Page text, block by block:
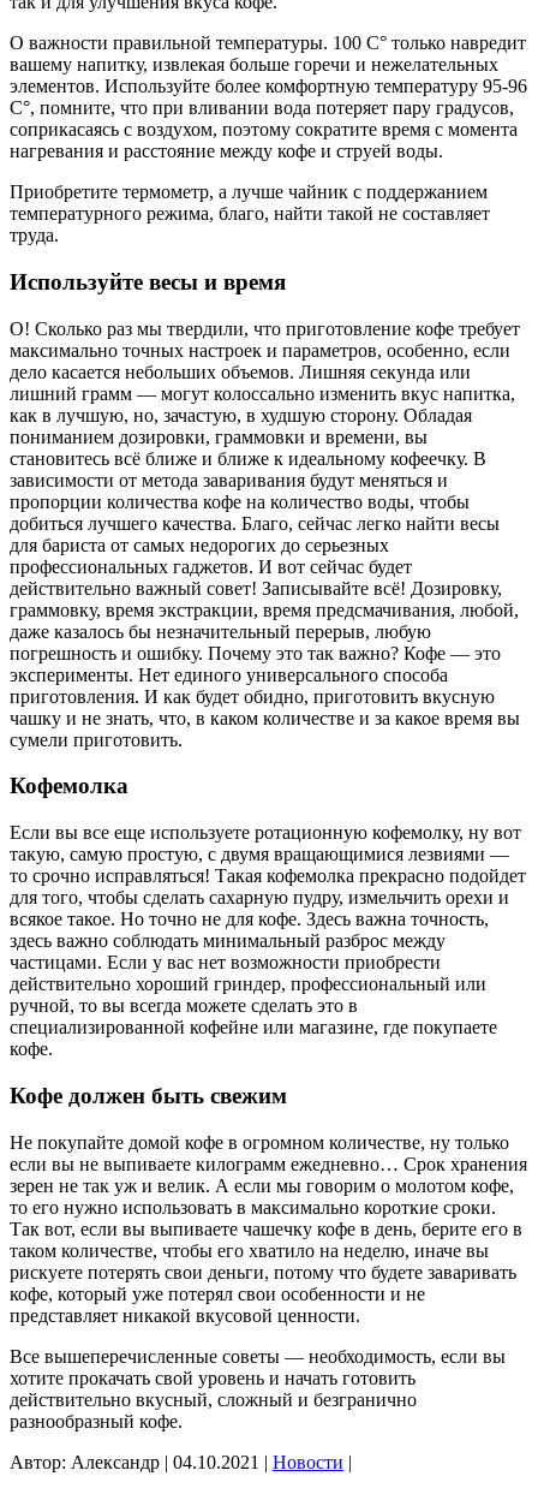
О важности правильной температуры. 100 С° только навредит
вашему напитку, извлекая больше горечи и нежелательных
элементов. Используйте более комфортную температуру 95-96
С°, помните, что при вливании вода потеряет пару градусов,
соприкасаясь с воздухом, поэтому сократите время с момента
нагревания и расстояние между кофе и струей воды.
Приобретите термометр, а лучше чайник с поддержанием
температурного режима, благо, найти такой не составляет
труда.
Используйте весы и время
О! Сколько раз мы твердили, что приготовление кофе требует
максимально точных настроек и параметров, особенно, если
дело касается небольших объемов. Лишняя секунда или
лишний грамм — могут колоссально изменить вкус напитка,
как в лучшую, но, зачастую, в худшую сторону. Обладая
пониманием дозировки, граммовки и времени, вы
становитесь всё ближе и ближе к идеальному кофеечку. В
зависимости от метода заваривания будут меняться и
пропорции количества кофе на количество воды, чтобы
добиться лучшего качества. Благо, сейчас легко найти весы
для бариста от самых недорогих до серьезных
профессиональных гаджетов. И вот сейчас будет
действительно важный совет! Записывайте всё! Дозировку,
граммовку, время экстракции, время предсмачивания, любой,
даже казалось бы незначительный перерыв, любую
погрешность и ошибку. Почему это так важно? Кофе — это
эксперименты. Нет единого универсального способа
приготовления. И как будет обидно, приготовить вкусную
чашку и не знать, что, в каком количестве и за какое время вы
сумели приготовить.
Кофемолка
Если вы все еще используете ротационную кофемолку, ну вот
такую, самую простую, с двумя вращающимися лезвиями —
то срочно исправляться! Такая кофемолка прекрасно подойдет
для того, чтобы сделать сахарную пудру, измельчить орехи и
всякое такое. Но точно не для кофе. Здесь важна точность,
здесь важно соблюдать минимальный разброс между
частицами. Если у вас нет возможности приобрести
действительно хороший гриндер, профессиональный или
ручной, то вы всегда можете сделать это в
специализированной кофейне или магазине, где покупаете
кофе.
Кофе должен быть свежим
Не покупайте домой кофе в огромном количестве, ну только
если вы не выпиваете килограмм ежедневно… Срок хранения
зерен не так уж и велик. А если мы говорим о молотом кофе,
то его нужно использовать в максимально короткие сроки.
Так вот, если вы выпиваете чашечку кофе в день, берите его в
таком количестве, чтобы его хватило на неделю, иначе вы
рискуете потерять свои деньги, потому что будете заваривать
кофе, который уже потерял свои особенности и не
представляет никакой вкусовой ценности.
Все вышеперечисленные советы — необходимость, если вы
хотите прокачать свой уровень и начать готовить
действительно вкусный, сложный и безгранично
разнообразный кофе.
Автор: Александр | 04.10.2021 | Новости |